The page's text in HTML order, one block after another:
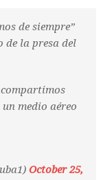
de siempre”
de la presa del
compartimos
medio aéreo
October 25,